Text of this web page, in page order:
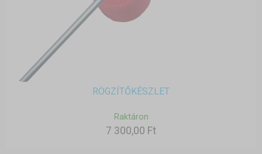
RÖGZÍTŐKÉSZLET
Raktáron
7 300,00 Ft